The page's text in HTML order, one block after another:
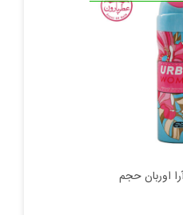
650,000 تومان
560,000 تومان.
اوربان حجم